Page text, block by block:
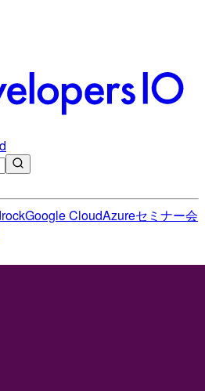
Google CloudAzureセミナー会